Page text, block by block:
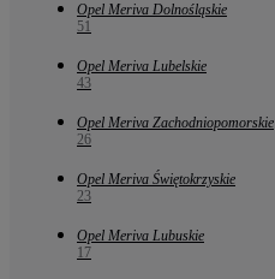
Opel Meriva Dolnośląskie
51
Opel Meriva Lubelskie
43
Opel Meriva Zachodniopomorskie
26
Opel Meriva Świętokrzyskie
23
Opel Meriva Lubuskie
17